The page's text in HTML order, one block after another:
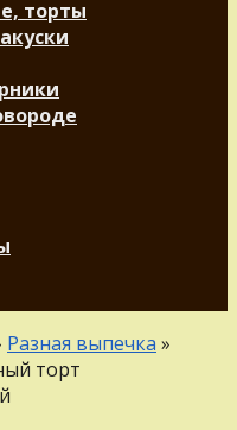
торты
Разная выпечка »
торт